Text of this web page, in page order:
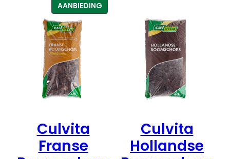
AANBIEDINGPRODUCT
IN
UITVERKOOP
Culvita
Franse
Culvita
Hollandse